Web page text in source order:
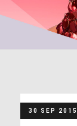
30 SEP 2015